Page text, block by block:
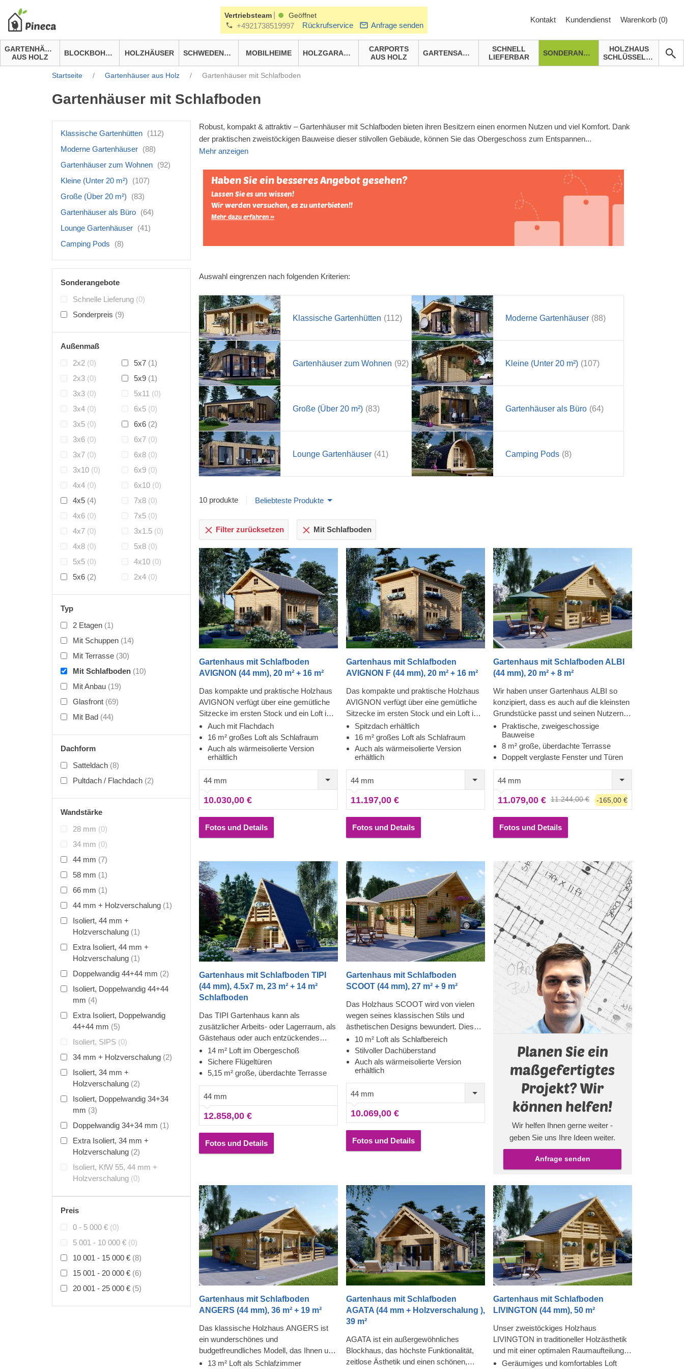
Vertriebsteam Geöffnet
+4921738519997 Rückrufservice Anfrage senden
Kontakt Kundendienst Warenkorb (0)
GARTENHÄUSER
AUS HOLZ
BLOCKBOHLENHÄUSER HOLZHÄUSER SCHWEDENHÄUSER MOBILHEIME HOLZGARAGEN
CARPORTS
AUS HOLZ
GARTENSAUNA
SCHNELL
LIEFERBAR
SONDERANGEBOTE
HOLZHAUS
SCHLÜSSELFERTIG
Startseite / Gartenhäuser aus Holz / Gartenhäuser mit Schlafboden
Gartenhäuser mit Schlafboden
Klassische Gartenhütten (112)
Moderne Gartenhäuser (88)
Gartenhäuser zum Wohnen (92)
Kleine (Unter 20 m²)
(107)
Große (Über 20 m²)
(83)
Gartenhäuser als Büro (64)
Lounge Gartenhäuser (41)
Camping Pods
(8)
Sonderangebote
Schnelle Lieferung (0)
Sonderpreis (9)
Außenmaß
2x2 (0) 5x7 (1)
2x3 (0) 5x9 (1)
3x3 (0) 5x11 (0)
3x4 (0) 6x5 (0)
3x5 (0) 6x6 (2)
3x6 (0) 6x7 (0)
3x7 (0) 6x8 (0)
3x10 (0) 6x9 (0)
4x4 (0) 6x10 (0)
4x5 (4) 7x8 (0)
4x6 (0) 7x5 (0)
4x7 (0) 3x1.5 (0)
4x8 (0) 5x8 (0)
5x5 (0) 4x10 (0)
5x6 (2) 2x4 (0)
Typ
2 Etagen (1)
Mit Schuppen (14)
Mit Terrasse (30)
Mit Schlafboden (10)
Mit Anbau (19)
Glasfront (69)
Mit Bad (44)
Dachform
Satteldach (8)
Pultdach / Flachdach (2)
Wandstärke
28 mm (0)
34 mm (0)
44 mm (7)
58 mm (1)
66 mm (1)
44 mm + Holzverschalung (1)
Isoliert, 44 mm +
Holzverschalung (1)
Extra Isoliert, 44 mm +
Holzverschalung (1)
Doppelwandig 44+44 mm (2)
Isoliert, Doppelwandig 44+44
mm (4)
Extra Isoliert, Doppelwandig
44+44 mm (5)
Isoliert, SIPS (0)
34 mm + Holzverschalung (2)
Isoliert, 34 mm +
Holzverschalung (2)
Isoliert, Doppelwandig 34+34
mm (3)
Doppelwandig 34+34 mm (1)
Extra Isoliert, 34 mm +
Holzverschalung (2)
Isoliert, KfW 55, 44 mm +
Holzverschalung (0)
Preis
0 - 5 000 € (0)
5 001 - 10 000 € (0)
10 001 - 15 000 € (8)
15 001 - 20 000 € (6)
20 001 - 25 000 € (5)
Robust, kompakt & attraktiv – Gartenhäuser mit Schlafboden bieten ihren Besitzern einen enormen Nutzen und viel Komfort. Dank
der praktischen zweistöckigen Bauweise dieser stilvollen Gebäude, können Sie das Obergeschoss zum Entspannen...
Mehr anzeigen
Haben Sie ein besseres Angebot gesehen?
Lassen Sie es uns wissen!
Wir werden versuchen, es zu unterbieten!!
Mehr dazu erfahren »
Auswahl eingrenzen nach folgenden Kriterien:
Klassische Gartenhütten (112) Moderne Gartenhäuser (88)
Gartenhäuser zum Wohnen (92) Kleine (Unter 20 m²) (107)
Große (Über 20 m²) (83) Gartenhäuser als Büro (64)
Lounge Gartenhäuser (41) Camping Pods (8)
10 produkte Beliebteste Produkte
Filter zurücksetzen Mit Schlafboden
Gartenhaus mit Schlafboden
AVIGNON (44 mm), 20 m² + 16 m²
Das kompakte und praktische Holzhaus
AVIGNON verfügt über eine gemütliche
Sitzecke im ersten Stock und ein Loft im
Dachboden, das sich perfekt für die
Einrichtung einer bequemen Ruhezone im
zweiten Stock eignet. Wenn Sie auf der
Suche nach einem hochfunktionellen und
preisgünstigen Holzhaus sind, könnte
dieses Modell das richtige für Sie sein.
Für besonders hohen Komfort ist auch
eine isolierte Version dieses Modells
Auch mit Flachdach
16 m² großes Loft als Schlafraum
Auch als wärmeisolierte Version
erhältlich
44 mm
10.030,00 €
Fotos und Details
Gartenhaus mit Schlafboden
AVIGNON F (44 mm), 20 m² + 16 m²
Das kompakte und praktische Holzhaus
AVIGNON verfügt über eine gemütliche
Sitzecke im ersten Stock und ein Loft im
Dachboden, das sich perfekt für die
Einrichtung einer bequemen Ruhezone im
zweiten Stock eignet. Wenn Sie auf der
Suche nach einem hochfunktionellen und
preisgünstigen Holzhaus sind, könnte
dieses Modell das richtige für Sie sein.
Für besonders hohen Komfort ist auch
eine isolierte Version dieses Modells
Spitzdach erhältlich
16 m² großes Loft als Schlafraum
Auch als wärmeisolierte Version
erhältlich
44 mm
11.197,00 €
Fotos und Details
Gartenhaus mit Schlafboden ALBI
(44 mm), 20 m² + 8 m²
Wir haben unser Gartenhaus ALBI so
konzipiert, dass es auch auf die kleinsten
Grundstücke passt und seinen Nutzern
ein Höchstmaß an Flexibilität bietet. Die
kompakte Gestaltung dieser Blockhütte
wird den Raum nicht überladen und
ermöglicht es Ihnen, die wohlverdiente
Erholung in vollen Zügen zu genießen.
Genießen Sie die Zeit auf der
gemütlichen, überdachten Terrasse - der
perfekte Ort, um den neuen Tag mit
Praktische, zweigeschossige
Bauweise
8 m² große, überdachte Terrasse
Doppelt verglaste Fenster und Türen
44 mm
11.079,00 € 11.244,00 € -165,00 €
Fotos und Details
Gartenhaus mit Schlafboden TIPI
(44 mm), 4.5x7 m, 23 m² + 14 m²
Schlafboden
Das TIPI Gartenhaus kann als
zusätzlicher Arbeits- oder Lagerraum, als
Gästehaus oder auch entzückendes
Mietobjekt genutzt werden! Richten Sie
Ihre neue Terrasse mit stilvollen Möbeln
ein, versammeln Sie Ihre Familie und
gemütlichen Gartenhäuschen. Zeit für
einen Urlaub mit Stil!
14 m² Loft im Obergeschoß
Sichere Flügeltüren
5,15 m² große, überdachte Terrasse
44 mm
12.858,00 €
Fotos und Details
Gartenhaus mit Schlafboden
SCOOT (44 mm), 27 m² + 9 m²
Das Holzhaus SCOOT wird von vielen
wegen seines klassischen Stils und
ästhetischen Designs bewundert. Dieses
schlicht anmutende Haus überrascht mit
einer Fülle von reizvollen und funktionalen
Elementen, wie z. B. einem Loft um einen
Schlafbereich einzurichten oder einem
stilvollen Dachüberstand, der den oft so
dringend benötigten Schatten im Freien
spendet. Für besonders hohen Komfort
ist auch eine isolierte Version dieses
10 m² Loft als Schlafbereich
Stilvoller Dachüberstand
Auch als wärmeisolierte Version
erhältlich
44 mm
10.069,00 €
Fotos und Details
Planen Sie ein
maßgefertigtes
Projekt? Wir
können helfen!
Wir helfen Ihnen gerne weiter -
geben Sie uns Ihre Ideen weiter.
Anfrage senden
Gartenhaus mit Schlafboden
ANGERS (44 mm), 36 m² + 19 m²
Das klassische Holzhaus ANGERS ist
ein wunderschönes und
budgetfreundliches Modell, das Ihnen und
Ihrer Familie viele unvergessliche
13 m² Loft als Schlafzimmer
Gartenhaus mit Schlafboden
AGATA (44 mm + Holzverschalung ),
39 m²
AGATA ist ein außergewöhnliches
Blockhaus, das höchste Funktionalität,
zeitlose Ästhetik und einen schönen,
Gartenhaus mit Schlafboden
LIVINGTON (44 mm), 50 m²
Unser zweistöckiges Holzhaus
LIVINGTON in traditioneller Holzästhetik
und mit einer optimalen Raumaufteilung
kann Ihnen als funktioneller
Geräumiges und komfortables Loft